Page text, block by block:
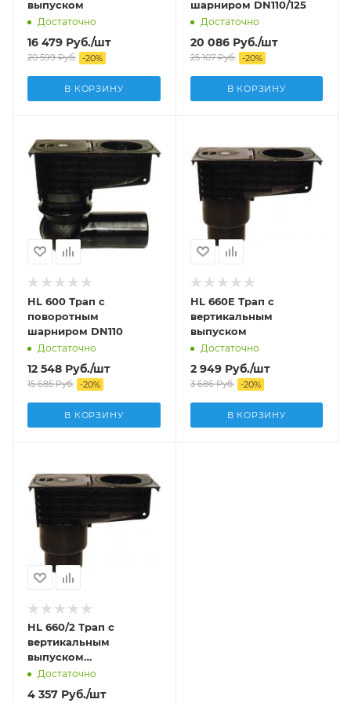
выпуском
Достаточно
16 479 Руб./шт
20 599Руб. -20%
В КОРЗИНУ
шарниром DN110/125
Достаточно
20 086Руб./шт
25 107Руб. -20%
В КОРЗИНУ
HL 600 Трап с
поворотным
шарниром DN110
Достаточно
12 548 Руб./шт
15 685Руб. -20%
В КОРЗИНУ
HL 660E Трап с
вертикальным
выпуском
Достаточно
2 949Руб./шт
3 686Руб. -20%
В КОРЗИНУ
HL 660/2 Трап с
вертикальным
выпуском
DN45,90,100,110
Достаточно
4 357 Руб./шт